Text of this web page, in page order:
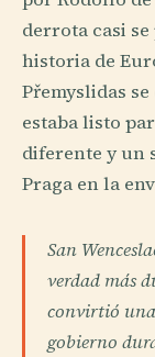
derrota casi
historia de
Přemyslidas
estaba listo
diferente y un
Praga en la
San
verdad más
convirtió una
gobierno